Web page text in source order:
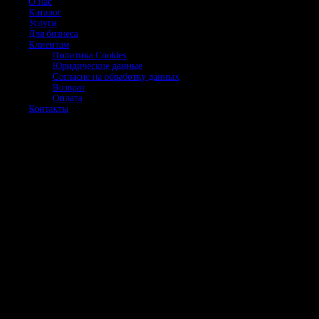
Каталог
Услуги
Для бизнеса
Клиентам
Политика Cookies
Юридические данные
Согласие на обработку данных
Возврат
Оплата
Контакты